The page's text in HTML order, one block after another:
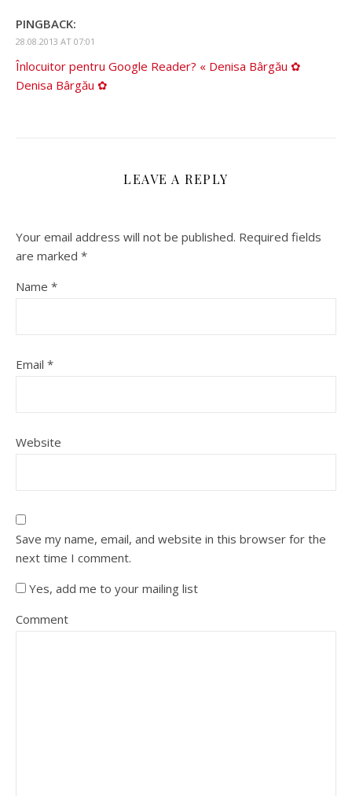
PINGBACK:
28.08.2013 AT 07:01
Înlocuitor pentru Google Reader? « Denisa Bârgău ✿
Denisa Bârgău ✿
LEAVE A REPLY
Your email address will not be published. Required fields
are marked *
Name *
Email *
Website
Save my name, email, and website in this browser for the
next time I comment.
Yes, add me to your mailing list
Comment